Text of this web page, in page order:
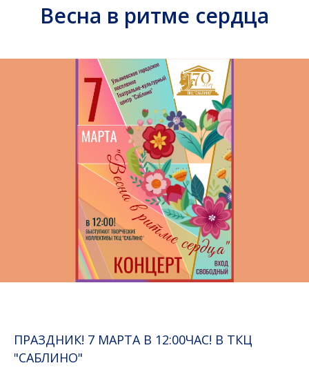
Весна в ритме сердца
ПРАЗДНИК! 7 МАРТА В 12:00ЧАС! В ТКЦ
"САБЛИНО"